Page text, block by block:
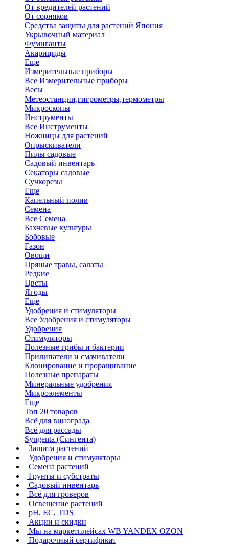
От вредителей растений
От сорняков
Средства защиты для растений Япония
Укрывочный материал
Фумиганты
Акарициды
Еще
Измерительные приборы
Все Измерительные приборы
Весы
Метеостанции,гигрометры,термометры
Микроскопы
Инструменты
Все Инструменты
Ножницы для растений
Опрыскиватели
Пилы садовые
Садовый инвентарь
Секаторы садовые
Сучкорезы
Еще
Капельный полив
Семена
Все Семена
Бахчевые культуры
Бобовые
Газон
Овощи
Пряные травы, салаты
Редкие
Цветы
Ягоды
Еще
Удобрения и стимуляторы
Все Удобрения и стимуляторы
Удобрения
Стимуляторы
Полезные грибы и бактерии
Прилипатели и смачиватели
Клонирование и проращивание
Полезные препараты
Минеральные удобрения
Микроэлементы
Еще
Топ 20 товаров
Всё для винограда
Всё для рассады
Syngenta (Сингента)
Защита растений
Удобрения и стимуляторы
Семена растений
Грунты и субстраты
Садовый инвентарь
Всё для гроверов
Освещение растений
pH, EC, TDS
Акции и скидки
Мы на маркетплейсах WB YANDEX OZON
Подарочный сертификат